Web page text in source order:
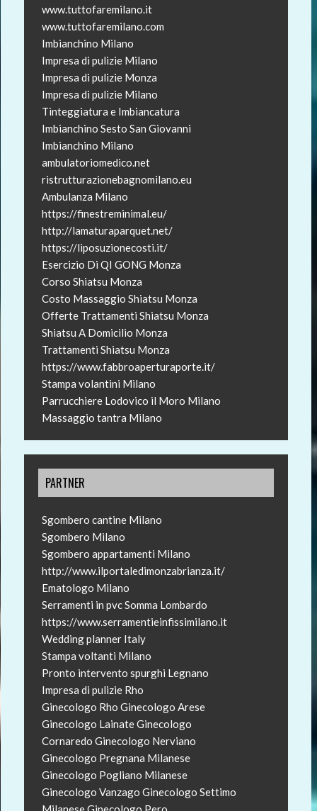
www.tuttofaremilano.it
www.tuttofaremilano.com
Imbianchino Milano
Impresa di pulizie Milano
Impresa di pulizie Monza
Impresa di pulizie Milano
Tinteggiatura e Imbiancatura
Imbianchino Sesto San Giovanni
Imbianchino Milano
ambulatoriomedico.net
ristrutturazionebagnomilano.eu
Ambulanza Milano
https://finestreminimal.eu/
http://lamaturaparquet.net/
https://liposuzionecosti.it/
Esercizio Di QI GONG Monza
Corso Shiatsu Monza
Costo Massaggio Shiatsu Monza
Offerte Trattamenti Shiatsu Monza
Shiatsu A Domicilio Monza
Trattamenti Shiatsu Monza
https://www.fabbroaperturaporte.it/
Stampa volantini Milano
Parrucchiere Lodovico il Moro Milano
Massaggio tantra Milano
PARTNER
Sgombero cantine Milano
Sgombero Milano
Sgombero appartamenti Milano
http://www.ilportaledimonzabrianza.it/
Ematologo Milano
Serramenti in pvc Somma Lombardo
https://www.serramentieinfissimilano.it
Wedding planner Italy
Stampa voltanti Milano
Pronto intervento spurghi Legnano
Impresa di pulizie Rho
Ginecologo Rho Ginecologo Arese
Ginecologo LainateGinecologo
Cornaredo Ginecologo Nerviano
Ginecologo Pregnana Milanese
Ginecologo Pogliano Milanese
Ginecologo Vanzago Ginecologo Settimo